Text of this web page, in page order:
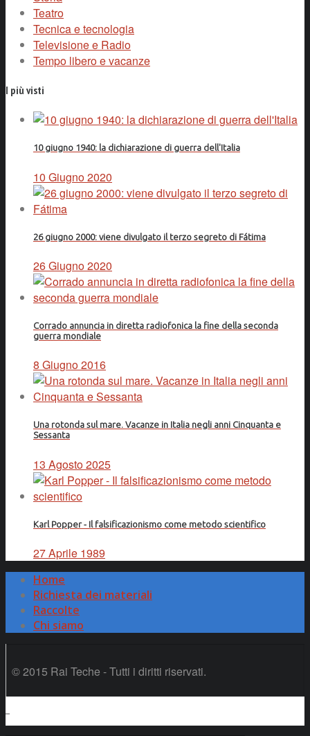
Teatro
Tecnica e tecnologia
Televisione e Radio
Tempo libero e vacanze
I più visti
10 giugno 1940: la dichiarazione di guerra dell'Italia
10 Giugno 2020
26 giugno 2000: viene divulgato il terzo segreto di Fátima
26 Giugno 2020
Corrado annuncia in diretta radiofonica la fine della seconda
guerra mondiale
8 Giugno 2016
Una rotonda sul mare. Vacanze in Italia negli anni Cinquanta e
Sessanta
13 Agosto 2025
Karl Popper - Il falsificazionismo come metodo scientifico
27 Aprile 1989
Home
Richiesta dei materiali
Raccolte
Chi siamo
© 2015 Rai Teche - Tutti i diritti riservati.